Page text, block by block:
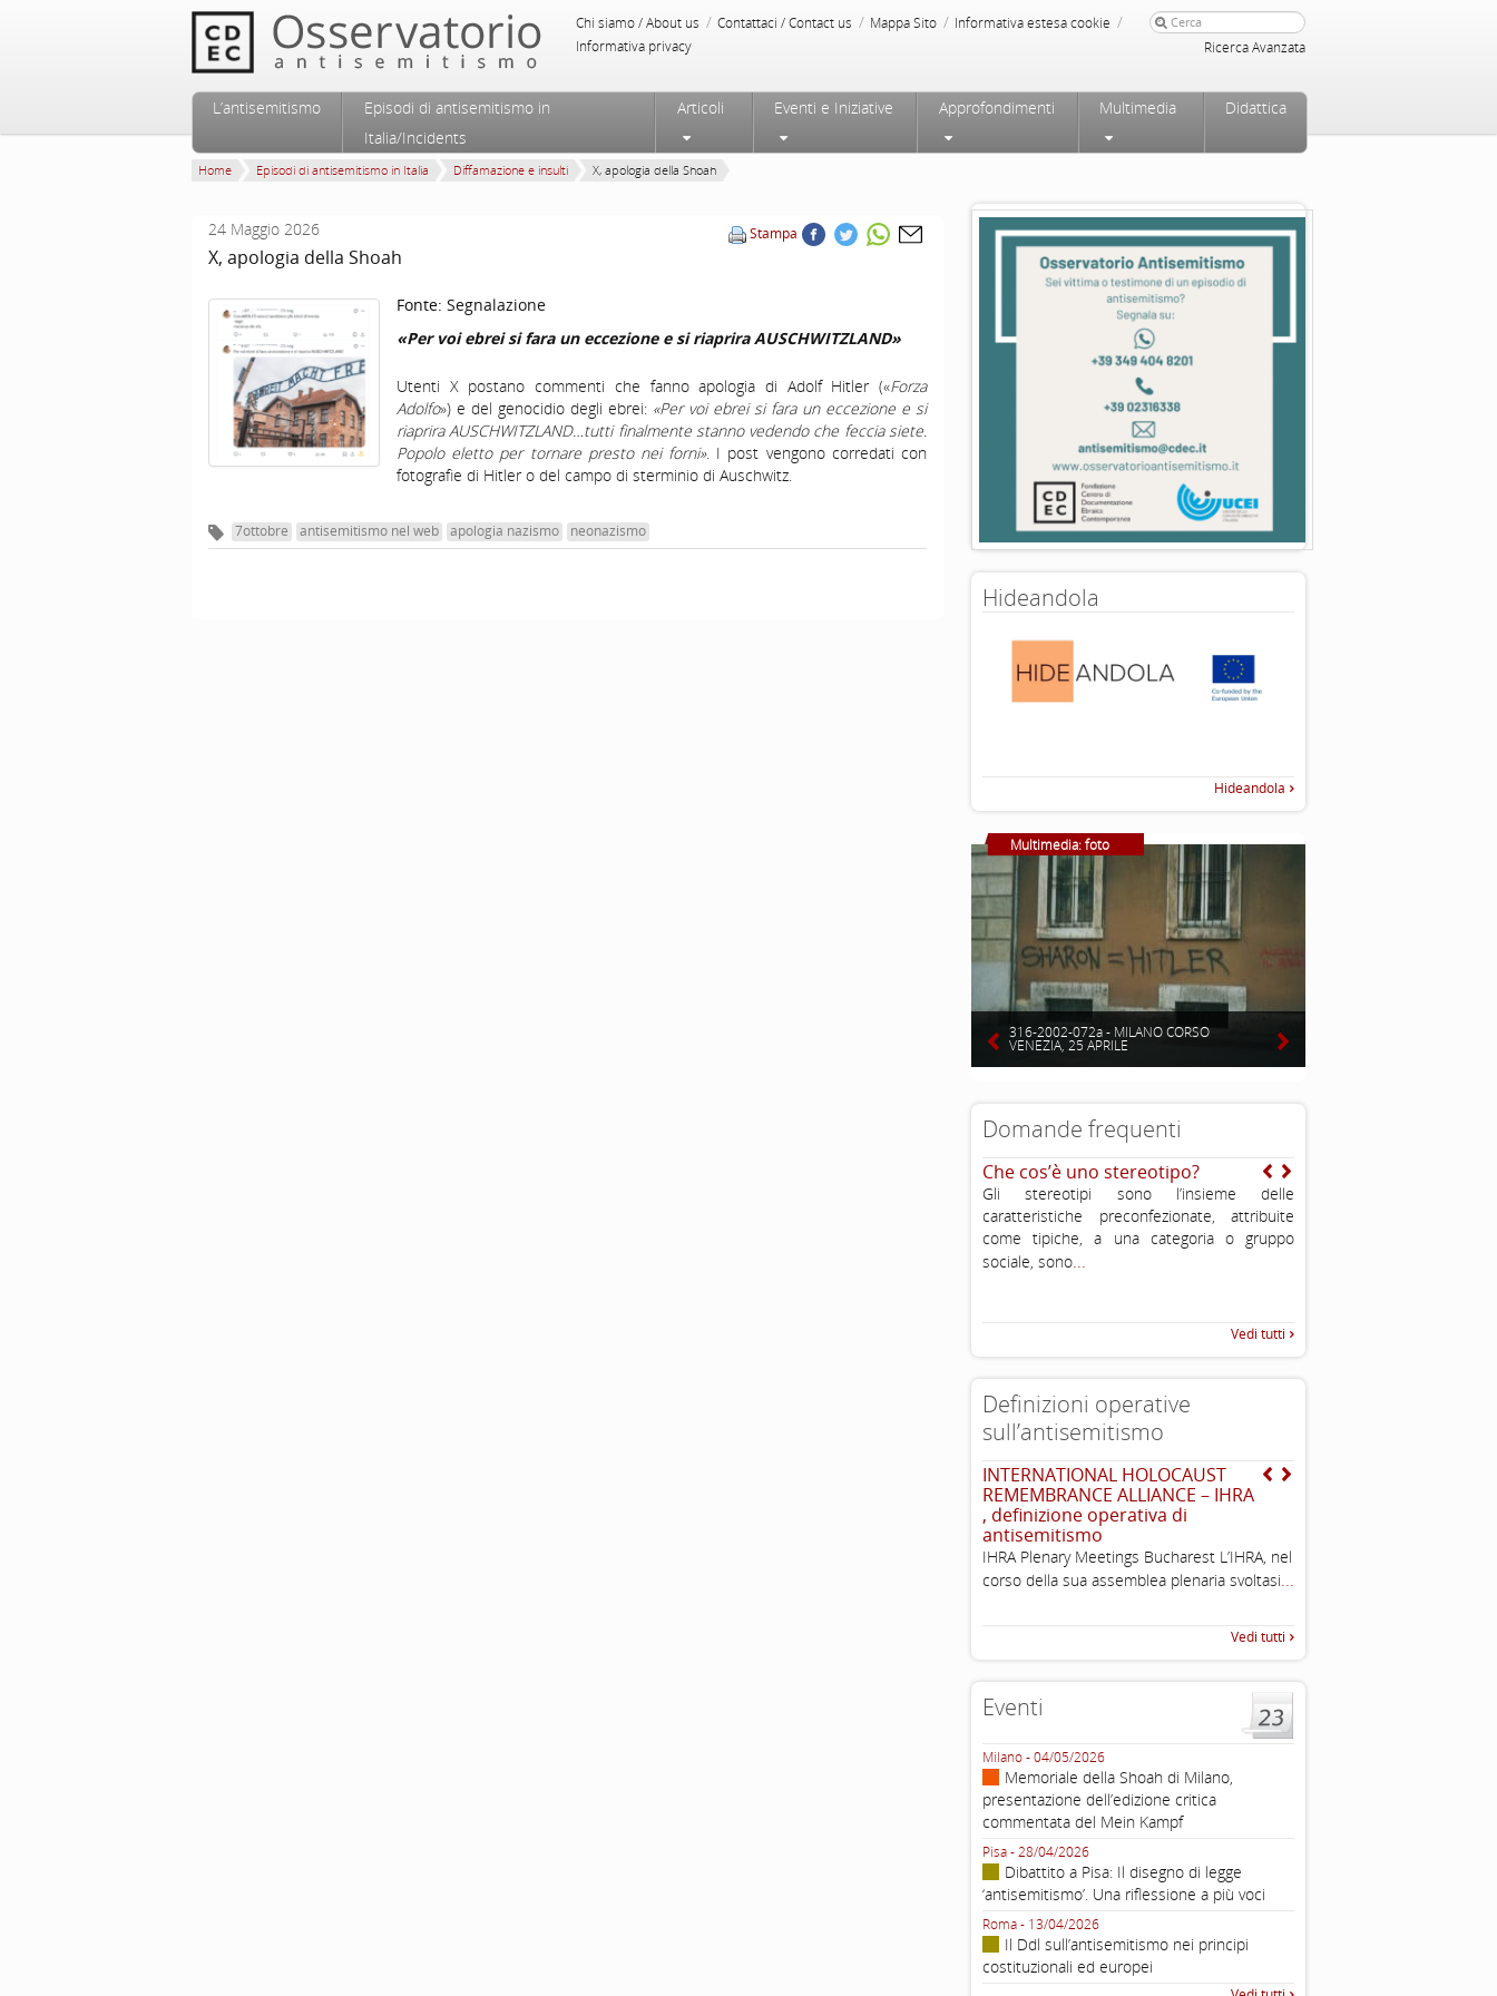
Chi siamo / About us / Contattaci / Contact us / Mappa Sito / Informativa estesa cookie /
Informativa privacy Ricerca Avanzata
Menu principale
Vai al contenuto principale
Vai al contenuto secondario
L’antisemitismo
Episodi di antisemitismo in
Italia/Incidents
Articoli Eventi e Iniziative Approfondimenti Multimedia Didattica
Home Episodi di antisemitismo in Italia Diffamazione e insulti X, apologia della Shoah
Stampa
24 Maggio 2026
X, apologia della Shoah
Fonte: Segnalazione
«Per voi ebrei si fara un eccezione e si riaprira AUSCHWITZLAND»
Utenti X postano commenti che fanno apologia di Adolf Hitler («Forza
Adolfo») e del genocidio degli ebrei: «Per voi ebrei si fara un eccezione e si
riaprira AUSCHWITZLAND…tutti finalmente stanno vedendo che feccia siete.
Popolo eletto per tornare presto nei forni». I post vengono corredati con
fotografie di Hitler o del campo di sterminio di Auschwitz.
7ottobre antisemitismo nel web apologia nazismo neonazismo
Hideandola
Hideandola
Multimedia: foto
316-2002-072a - MILANO CORSO
VENEZIA, 25 APRILE
Domande frequenti
Che cos’è uno stereotipo?
Gli stereotipi sono l’insieme delle
caratteristiche preconfezionate, attribuite
come tipiche, a una categoria o gruppo
sociale, sono...
Vedi tutti
Definizioni operative
sull’antisemitismo
INTERNATIONAL HOLOCAUST
REMEMBRANCE ALLIANCE – IHRA
, definizione operativa di
antisemitismo
IHRA Plenary Meetings Bucharest L’IHRA, nel
corso della sua assemblea plenaria svoltasi...
Vedi tutti
Eventi
Milano - 04/05/2026
Memoriale della Shoah di Milano,
presentazione dell’edizione critica
commentata del Mein Kampf
Pisa - 28/04/2026
Dibattito a Pisa: Il disegno di legge
‘antisemitismo’. Una riflessione a più voci
Roma - 13/04/2026
Il Ddl sull’antisemitismo nei principi
costituzionali ed europei